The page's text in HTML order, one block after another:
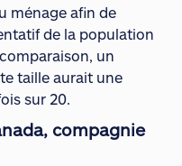
ménage afin de
de la population
un
taille aurait une
sur 20.
compagnie